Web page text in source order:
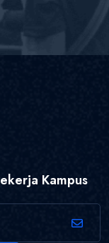
Kampus